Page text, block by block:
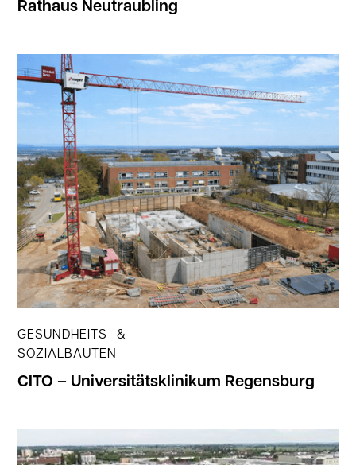
Jetzt ansehen
Rathaus Neutraubling
GESUNDHEITS- &
SOZIALBAUTEN
CITO – Universitätsklinikum Regensburg